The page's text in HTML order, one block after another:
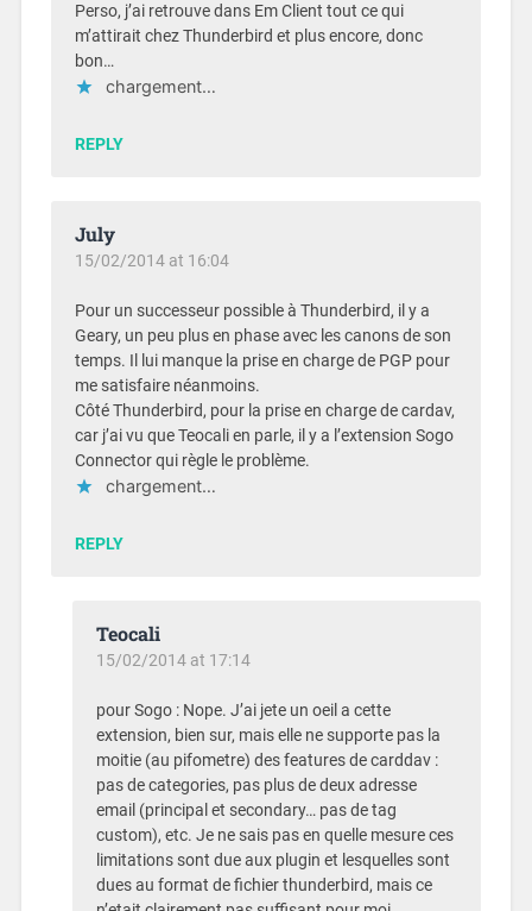
Perso, j’ai retrouve dans Em Client tout ce qui
m’attirait chez Thunderbird et plus encore, donc
bon…
chargement…
REPLY
July
15/02/2014 at 16:04
Pour un successeur possible à Thunderbird, il y a
Geary, un peu plus en phase avec les canons de son
temps. Il lui manque la prise en charge de PGP pour
me satisfaire néanmoins.
Côté Thunderbird, pour la prise en charge de cardav,
car j’ai vu que Teocali en parle, il y a l’extension Sogo
Connector qui règle le problème.
chargement…
REPLY
Teocali
15/02/2014 at 17:14
pour Sogo : Nope. J’ai jete un oeil a cette
extension, bien sur, mais elle ne supporte pas la
moitie (au pifometre) des features de carddav :
pas de categories, pas plus de deux adresse
email (principal et secondary… pas de tag
custom), etc. Je ne sais pas en quelle mesure ces
limitations sont due aux plugin et lesquelles sont
dues au format de fichier thunderbird, mais ce